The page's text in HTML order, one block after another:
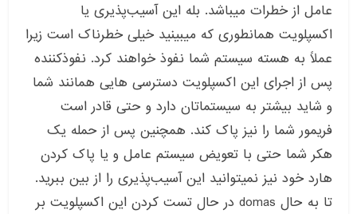
عامل از خطرات میباشد. بله این آسیب‌پذیری یا
اکسپلویت همانطوری که میبینید خیلی خطرناک است زیرا
عملاً به هسته سیستم شما نفوذ خواهند کرد. نفوذکننده
پس از اجرای این اکسپلویت دسترسی هایی همانند شما
و شاید بیشتر به سیستماتان دارد و حتی قادر است
فریمور شما را نیز پاک کند. همچنین پس از حمله یک
هکر شما حتی با تعویض سیستم عامل و یا پاک کردن
هارد خود نیز نمیتوانید این آسیب‌پذیری را از بین ببرید.
تا به حال domas در حال تست کردن این اکسپلویت بر